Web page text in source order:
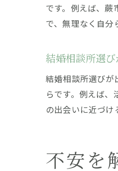
です。例えば、蕨
で、無理なく自分
結婚相談所選
結婚相談所選びが
らです。例えば
の出会いに近づけ
不安を